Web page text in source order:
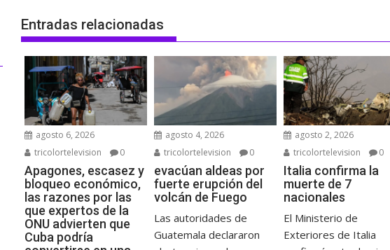
Entradas relacionadas
agosto 6, 2026
tricolortelevision
0
Apagones, escasez y
bloqueo económico,
las razones por las
que expertos de la
ONU advierten que
Cuba podría
agosto 4, 2026
tricolortelevision
0
evacúan aldeas por
fuerte erupción del
volcán de Fuego
Las autoridades de
Guatemala declararon
agosto 2, 2026
tricolortelevision
0
Italia confirma la
muerte de 7
nacionales
El Ministerio de
Exteriores de Italia